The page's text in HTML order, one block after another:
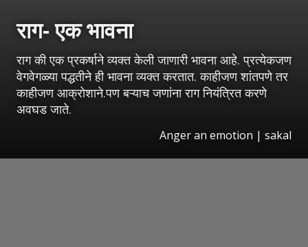
राग- एक भावना
राग की एक प्रकर्षाने व्यक्त केली जाणारी भावना आहे. प्रत्येकजण
वेगवेगळ्या पद्धतीने ही भावना व्यक्त करतात. काहीजण शांतपणे तर
काहीजण आक्रोशाने.पण बऱ्याच जणांना राग नियंत्रित करणे
अवघड जाते.
Anger an emotion | sakal